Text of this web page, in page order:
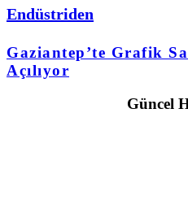
Endüstriden
Gaziantep’te Grafik
Açılıyor
Güncel